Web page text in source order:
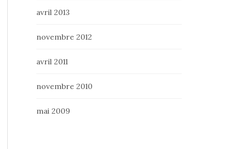
avril 2013
novembre 2012
avril 2011
novembre 2010
mai 2009